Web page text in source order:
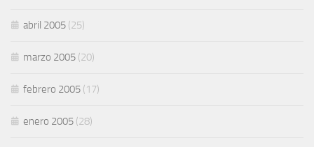
abril 2005 (25)
marzo 2005 (20)
febrero 2005 (17)
enero 2005 (28)